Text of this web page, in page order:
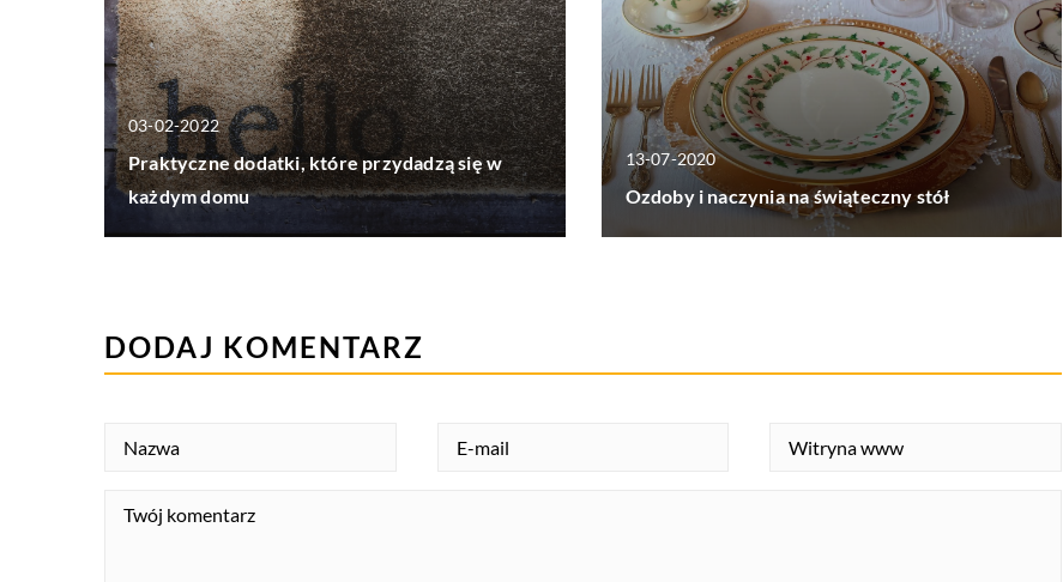
03-02-2022
Praktyczne dodatki, które przydadzą się w
każdym domu
13-07-2020
Ozdoby i naczynia na świąteczny stół
DODAJ KOMENTARZ